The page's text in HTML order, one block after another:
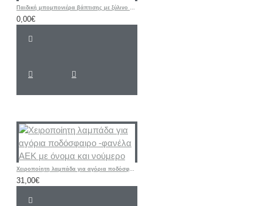
Παιδική μπομπονιέρα βάπτισης με ξύλινο παιχνίδι σχοινάκι
0,00€
Χειροποίητη λαμπάδα για αγόρια ποδόσφαιρο -φανέλα ΑΕΚ με όνομα και νούμερο
31,00€